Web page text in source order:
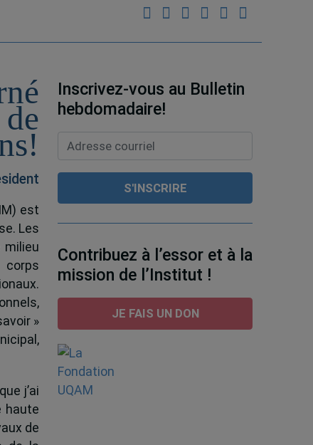
est
Les
»
j’ai
haute
de
Inscrivez-vous au Bulletin
hebdomadaire!
Contribuez à l’essor et à la
mission de l’Institut !
JE FAIS UN DON